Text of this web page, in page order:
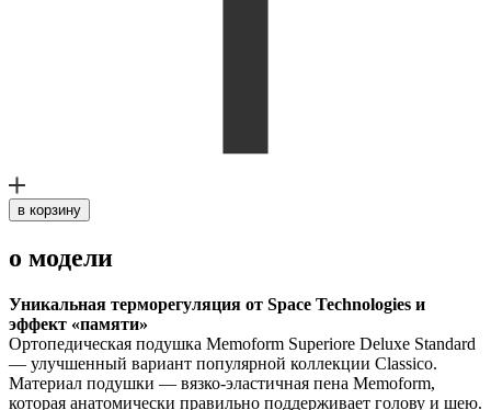
в корзину
о модели
Уникальная терморегуляция от Space Technologies и
эффект «памяти»
Ортопедическая подушка Memoform Superiore Deluxe Standard
— улучшенный вариант популярной коллекции Classico.
Материал подушки — вязко-эластичная пена Memoform,
которая анатомически правильно поддерживает голову и шею.